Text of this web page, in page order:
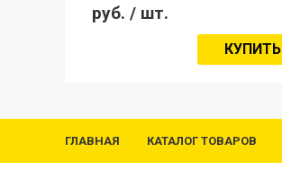
руб. / шт.
КУПИТЬ
ГЛАВНАЯ КАТАЛОГ ТОВАРОВ